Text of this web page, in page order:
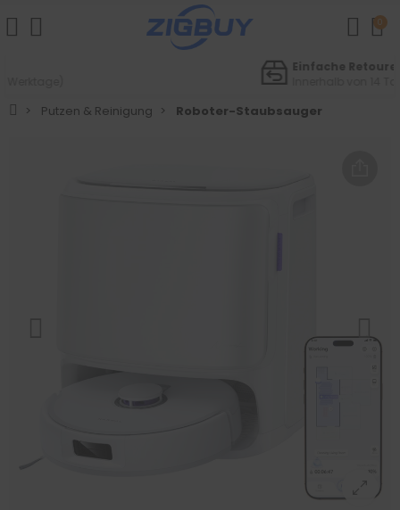
0
Einfache Retouren
Innerhalb von 14 Tagen
Putzen & Reinigung Roboter-Staubsauger